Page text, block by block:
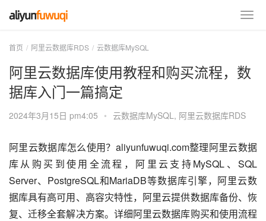
首页 阿里云数据库RDS 云数据库MySQL
阿里云数据库使用教程和购买流程，数
据库入门一篇搞定
2024年3月15日 pm4:05 • 云数据库MySQL, 阿里云数据库RDS
阿里云数据库怎么使用？aliyunfuwuqi.com整理阿里云数据
库从购买到使用全流程，阿里云支持MySQL、SQL
Server、PostgreSQL和MariaDB等数据库引擎，阿里云数
据库具有高可用、高容灾特性，阿里云提供数据库备份、恢
复、迁移全套解决方案。详细阿里云数据库购买和使用流程